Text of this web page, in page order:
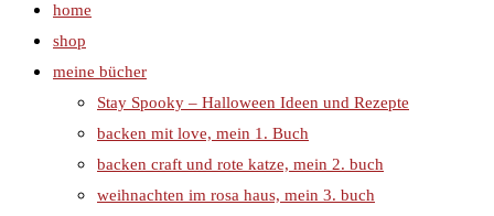
home
shop
meine bücher
Stay Spooky – Halloween Ideen und Rezepte
backen mit love, mein 1. Buch
backen craft und rote katze, mein 2. buch
weihnachten im rosa haus, mein 3. buch